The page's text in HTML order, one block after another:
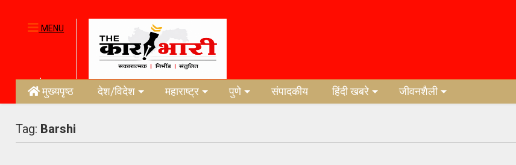
MENU
मुख्यपृष्ठ देश/विदेश महाराष्ट्र पुणे संपादकीय हिंदी खबरे जीवनशैली
Tag: Barshi